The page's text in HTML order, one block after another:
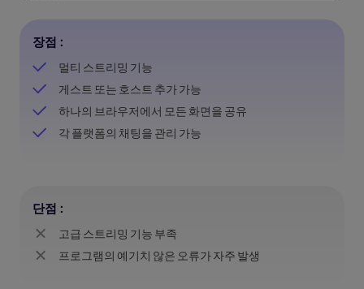
장점 :
멀티 스트리밍 기능
게스트 또는 호스트 추가 가능
하나의 브라우저에서 모든 화면을 공유
각 플랫폼의 채팅을 관리 가능
단점 :
고급 스트리밍 기능 부족
프로그램의 예기치 않은 오류가 자주 발생